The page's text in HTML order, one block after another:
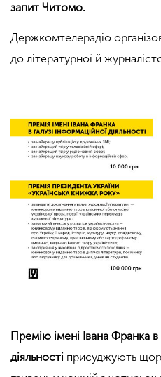
запит Читомо.
Держкомтелерадіо
до літературної й
Премію імені Івана Франка в
діяльності присуджують